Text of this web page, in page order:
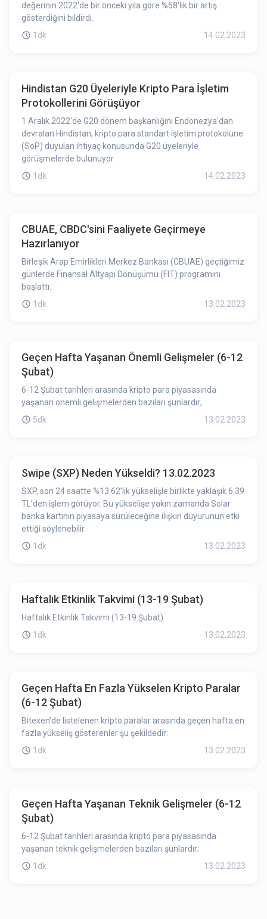
değerinin 2022'de bir önceki yıla göre %58'lik bir artış
gösterdiğini bildirdi.
1dk
14.02.2023
Hindistan G20 Üyeleriyle Kripto Para İşletim
Protokollerini Görüşüyor
1 Aralık 2022'de G20 dönem başkanlığını Endonezya'dan
devralan Hindistan, kripto para standart işletim protokolüne
(SoP) duyulan ihtiyaç konusunda G20 üyeleriyle
görüşmelerde bulunuyor.
1dk
14.02.2023
CBUAE, CBDC'sini Faaliyete Geçirmeye
Hazırlanıyor
Birleşik Arap Emirlikleri Merkez Bankası (CBUAE) geçtiğimiz
günlerde Finansal Altyapı Dönüşümü (FIT) programını
başlattı.
1dk
13.02.2023
Geçen Hafta Yaşanan Önemli Gelişmeler (6-12
Şubat)
6-12 Şubat tarihleri arasında kripto para piyasasında
yaşanan önemli gelişmelerden bazıları şunlardır;
5dk
13.02.2023
Swipe (SXP) Neden Yükseldi? 13.02.2023
SXP, son 24 saatte %13.62’lik yükselişle birlikte yaklaşık 6.39
TL’den işlem görüyor. Bu yükselişe yakın zamanda Solar
banka kartının piyasaya sürüleceğine ilişkin duyurunun etki
ettiği söylenebilir.
1dk
13.02.2023
Haftalık Etkinlik Takvimi (13-19 Şubat)
Haftalık Etkinlik Takvimi (13-19 Şubat)
1dk
13.02.2023
Geçen Hafta En Fazla Yükselen Kripto Paralar
(6-12 Şubat)
Bitexen’de listelenen kripto paralar arasında geçen hafta en
fazla yükseliş gösterenler şu şekildedir:
1dk
13.02.2023
Geçen Hafta Yaşanan Teknik Gelişmeler (6-12
Şubat)
6-12 Şubat tarihleri arasında kripto para piyasasında
yaşanan teknik gelişmelerden bazıları şunlardır;
1dk
13.02.2023